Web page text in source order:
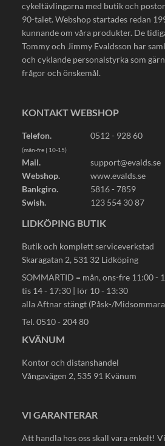
cykeltävlingarna med butik och
90-talet. Webshop startades redan
kunnande om våra produkter. De
Tommy och Jimmy Evaldsson har
och cyklande personalstyrka som
frågor och önskemål.
KONTAKT WEBSHOP
Telefon. 0512 - 928 60
(mån-fre | 10-15)
Mail.
support@evalds.se
Webshop.
www.evalds.se
Bankgiro.
5816 - 7859
Swish.
123 554 30 87
LIDKÖPING BUTIK
Butik och komplett serviceverkstad
Skaragatan 2, 531 32 Lidköping
SOMMARTID = mån, ons-fre 11:00 -
tis 14 - 17:30 | lör 10 - 13:30
alla Aftnar stängt (Påsk-/
Tel. 0510 - 204 80
KVÄNUM
Kontor och distanshandel
Vångavägen 2, 535 91 Kvänum
VI GARANTERAR
Att handla hos oss skall vara enkelt!